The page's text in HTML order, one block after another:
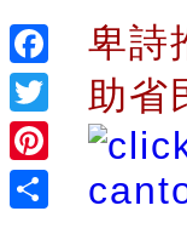
Facebook
Twitter
Pinterest
卑詩
助省